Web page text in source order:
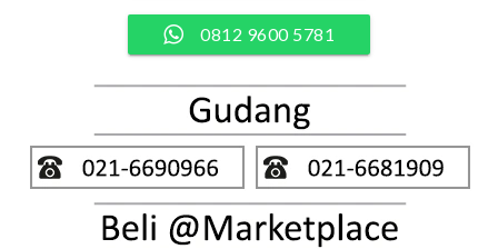
0812 9600 5781